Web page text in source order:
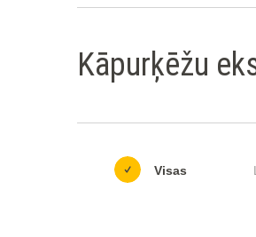
Kāpurķēžu
Visas